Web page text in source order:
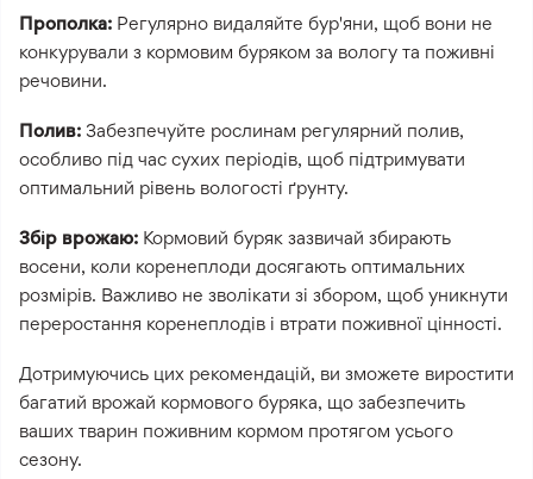
Прополка: Регулярно видаляйте бур'яни, щоб вони не
конкурували з кормовим буряком за вологу та поживні
речовини.
Полив: Забезпечуйте рослинам регулярний полив,
особливо під час сухих періодів, щоб підтримувати
оптимальний рівень вологості ґрунту.
Збір врожаю: Кормовий буряк зазвичай збирають
восени, коли коренеплоди досягають оптимальних
розмірів. Важливо не зволікати зі збором, щоб уникнути
переростання коренеплодів і втрати поживної цінності.
Дотримуючись цих рекомендацій, ви зможете виростити
багатий врожай кормового буряка, що забезпечить
ваших тварин поживним кормом протягом усього
сезону.